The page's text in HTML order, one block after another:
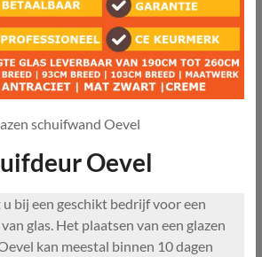
schuifwand Oevel
Oevel
bij een geschikt bedrijf voor een
glas. Het plaatsen van een glazen
kan meestal binnen 10 dagen